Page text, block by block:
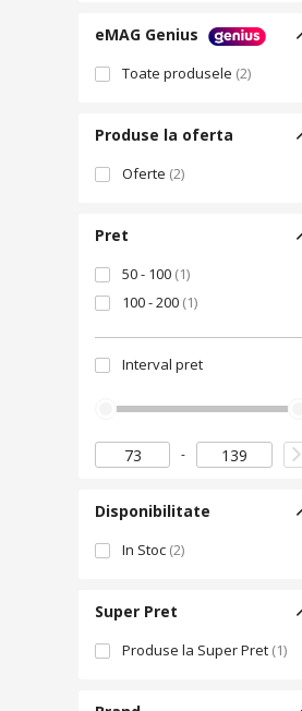
eMAG Genius
Toate produsele (2)
Produse la oferta
Oferte (2)
Pret
50 - 100 (1)
100 - 200 (1)
Interval pret
Disponibilitate
In Stoc (2)
Super Pret
Produse la Super Pret (1)